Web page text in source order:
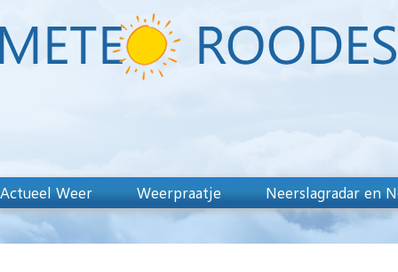
Actueel Weer Weerpraatje Neerslagradar en